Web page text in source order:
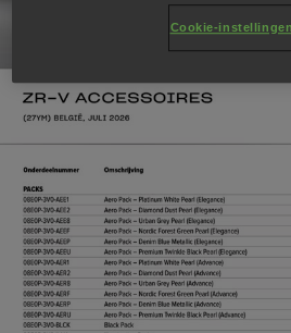
Cookie-instellingen